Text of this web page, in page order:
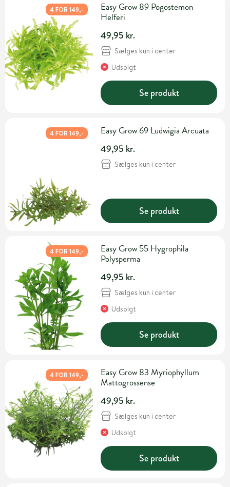
4 FOR 149,-
Easy Grow 89 Pogostemon
Helferi
49,95 kr.
Sælges kun i center
Udsolgt
Se produkt
4 FOR 149,- Easy Grow 69 Ludwigia Arcuata
49,95 kr.
Sælges kun i center
Se produkt
4 FOR 149,-
Easy Grow 55 Hygrophila
Polysperma
49,95 kr.
Sælges kun i center
Udsolgt
Se produkt
4 FOR 149,-
Easy Grow 83 Myriophyllum
Mattogrossense
49,95 kr.
Sælges kun i center
Udsolgt
Se produkt